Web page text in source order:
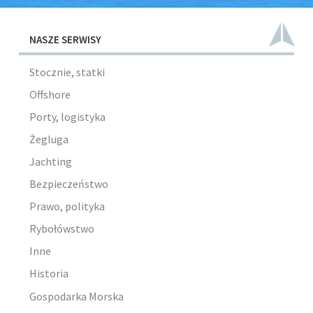
NASZE SERWISY
Stocznie, statki
Offshore
Porty, logistyka
Żegluga
Jachting
Bezpieczeństwo
Prawo, polityka
Rybołówstwo
Inne
Historia
Gospodarka Morska